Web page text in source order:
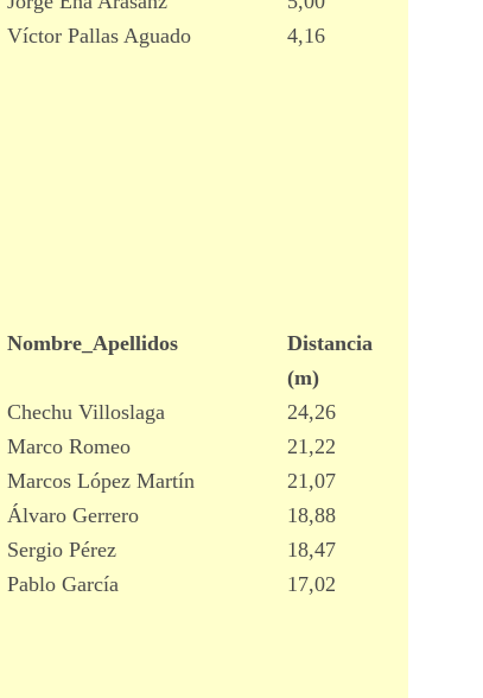
Víctor Pallas Aguado 4,16
Nombre_Apellidos
Distancia
(m)
Chechu Villoslaga
24,26
Marco Romeo
21,22
Marcos López Martín
21,07
Álvaro Gerrero
18,88
Sergio Pérez
18,47
Pablo García 17,02